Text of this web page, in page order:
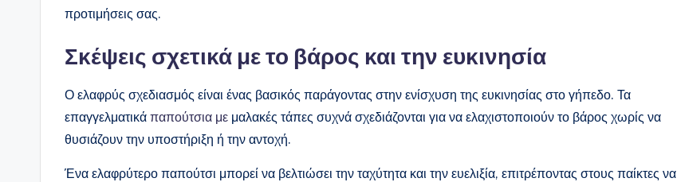
προτιμήσεις σας.
Σκέψεις σχετικά με το βάρος και την ευκινησία
Ο ελαφρύς σχεδιασμός είναι ένας βασικός παράγοντας στην ενίσχυση της ευκινησίας στο γήπεδο. Τα
επαγγελματικά παπούτσια με μαλακές τάπες συχνά σχεδιάζονται για να ελαχιστοποιούν το βάρος χωρίς να
θυσιάζουν την υποστήριξη ή την αντοχή.
Ένα ελαφρύτερο παπούτσι μπορεί να βελτιώσει την ταχύτητα και την ευελιξία, επιτρέποντας στους παίκτες να